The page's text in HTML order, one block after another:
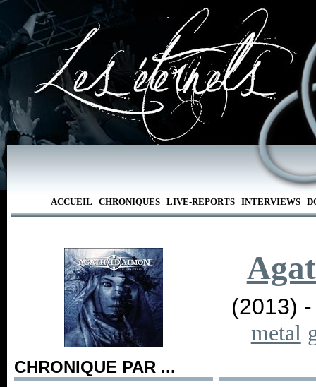
ACCUEIL CHRONIQUES LIVE-REPORTS INTERVIEWS
CHRONIQUE PAR ...
(2013)
metal